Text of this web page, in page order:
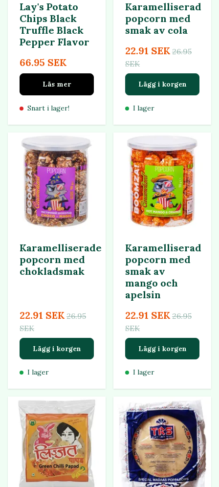
Lay's Potato
Chips Black
Truffle Black
Pepper Flavor
66.95 SEK
Läs mer
Snart i lager!
Karamelliserad
popcorn med
smak av cola
22.91 SEK 26.95
SEK
Lägg i korgen
I lager
Karamelliserade
popcorn med
chokladsmak
22.91 SEK 26.95
SEK
Lägg i korgen
I lager
Karamelliserad
popcorn med
smak av
mango och
apelsin
22.91 SEK 26.95
SEK
Lägg i korgen
I lager